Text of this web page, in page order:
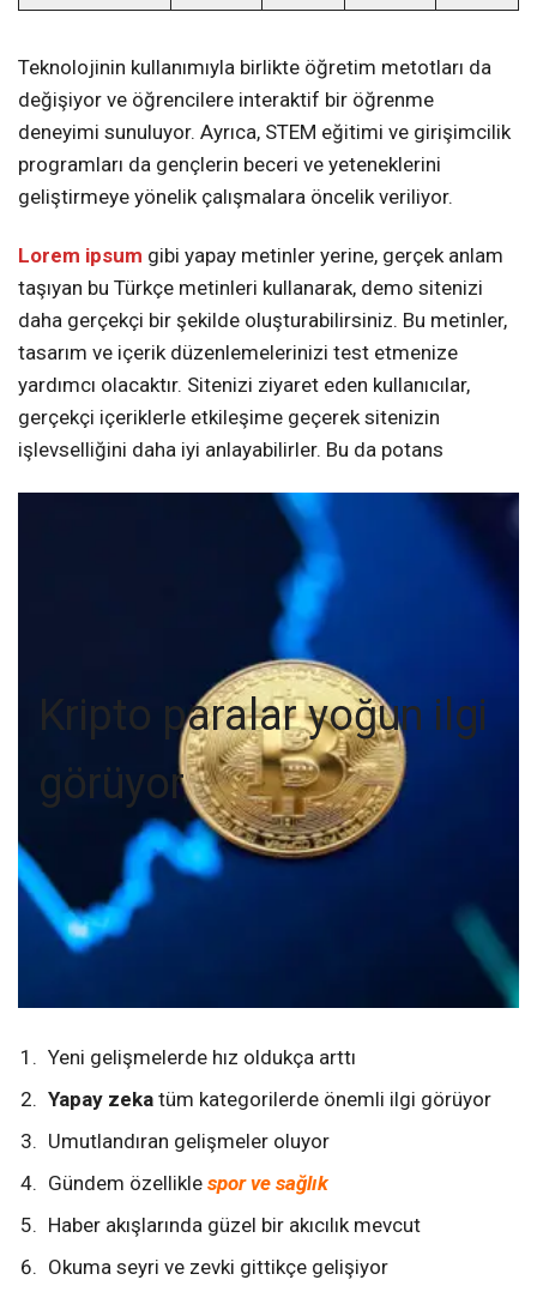
Teknolojinin kullanımıyla birlikte öğretim metotları da
değişiyor ve öğrencilere interaktif bir öğrenme
deneyimi sunuluyor. Ayrıca, STEM eğitimi ve girişimcilik
programları da gençlerin beceri ve yeteneklerini
geliştirmeye yönelik çalışmalara öncelik veriliyor.
Lorem ipsum gibi yapay metinler yerine, gerçek anlam
taşıyan bu Türkçe metinleri kullanarak, demo sitenizi
daha gerçekçi bir şekilde oluşturabilirsiniz. Bu metinler,
tasarım ve içerik düzenlemelerinizi test etmenize
yardımcı olacaktır. Sitenizi ziyaret eden kullanıcılar,
gerçekçi içeriklerle etkileşime geçerek sitenizin
işlevselliğini daha iyi anlayabilirler. Bu da potans
Kripto paralar yoğun ilgi
görüyor
Yeni gelişmelerde hız oldukça arttı
Yapay zeka tüm kategorilerde önemli ilgi görüyor
Umutlandıran gelişmeler oluyor
Gündem özellikle spor ve sağlık
Haber akışlarında güzel bir akıcılık mevcut
Okuma seyri ve zevki gittikçe gelişiyor